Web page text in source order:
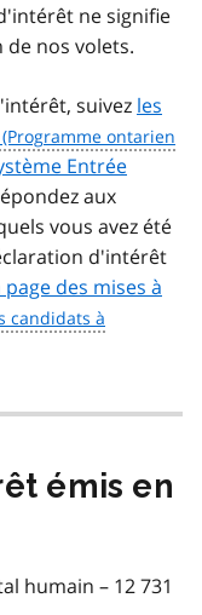
ne signifie
nos volets.
suivez les
Entrée
aux
vous avez été
d'intérêt
page des mises à
émis en
humain – 12 731